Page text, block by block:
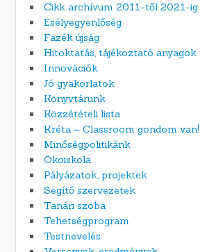
Cikk archívum 2011-től 2021-ig
Esélyegyenlőség
Fazék újság
Hitoktatás, tájékoztató anyagok
Innovációk
Jó gyakorlatok
Könyvtárunk
Közzétételi lista
Kréta – Classroom gondom van!
Minőségpolitikánk
Ökoiskola
Pályázatok, projektek
Segítő szervezetek
Tanári szoba
Tehetségprogram
Testnevelés